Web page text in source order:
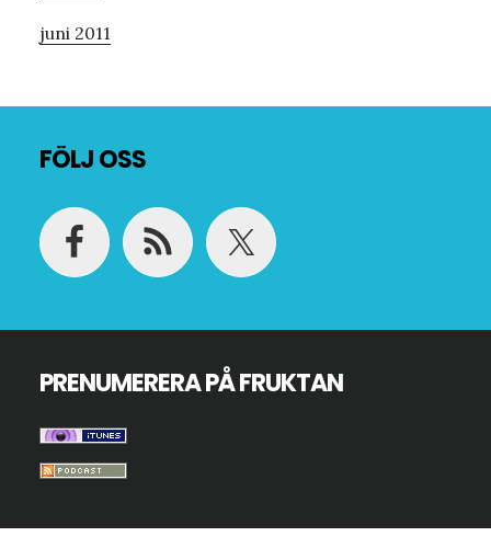
juni 2011
FÖLJ OSS
PRENUMERERA PÅ FRUKTAN